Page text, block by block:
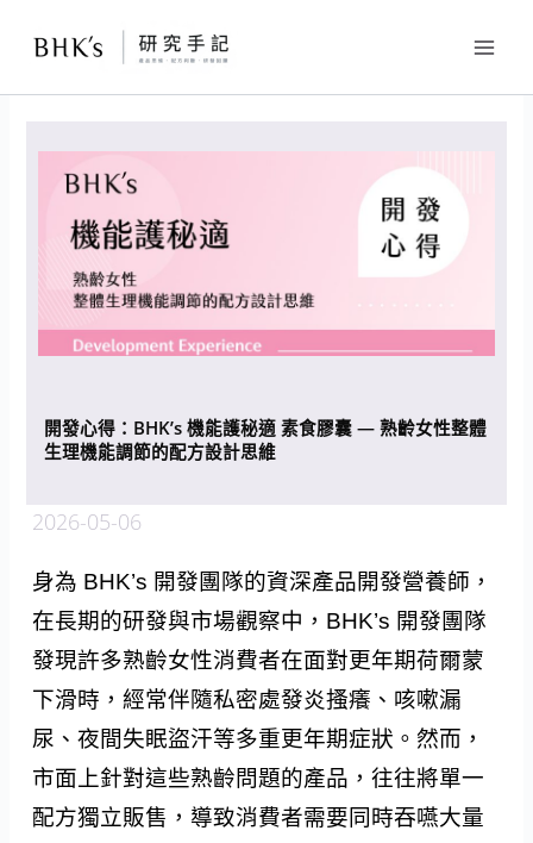
要
開發心得：BHK’s 機能護秘適 素食膠囊 — 熟齡女性整體
生理機能調節的配方設計思維
2026-05-06
身為 BHK’s 開發團隊的資深產品開發營養師，
在長期的研發與市場觀察中，BHK’s 開發團隊
發現許多熟齡女性消費者在面對更年期荷爾蒙
下滑時，經常伴隨私密處發炎搔癢、咳嗽漏
尿、夜間失眠盜汗等多重更年期症狀。然而，
市面上針對這些熟齡問題的產品，往往將單一
配方獨立販售，導致消費者需要同時吞嚥大量